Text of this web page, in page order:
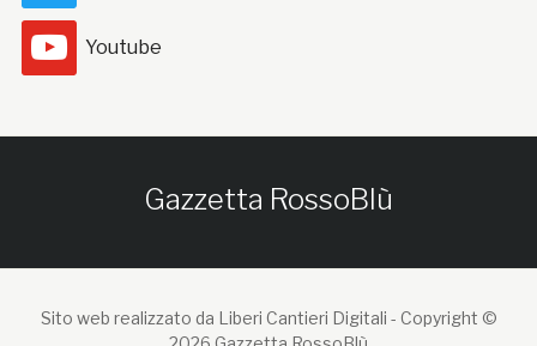
Youtube
Gazzetta RossoBlù
Sito web realizzato da Liberi Cantieri Digitali - Copyright ©